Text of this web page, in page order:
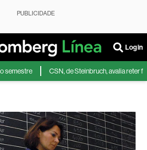
PUBLICIDADE
Login
CSN, de Steinbruch, avalia reter fatia minoritária